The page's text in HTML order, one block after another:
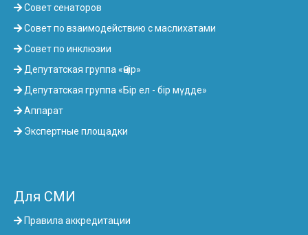
Совет сенаторов
Совет по взаимодействию с маслихатами
Совет по инклюзии
Депутатская группа «Өңір»
Депутатская группа «Бір ел - бір мүдде»
Аппарат
Экспертные площадки
Для СМИ
Правила аккредитации